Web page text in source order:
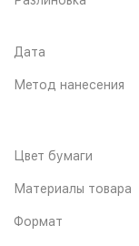
Дата
Метод нанесения
Цвет бумаги
Материалы товара
Формат